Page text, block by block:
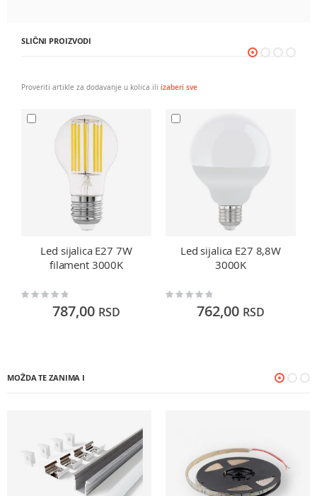
SLIČNI PROIZVODI
Proveriti artikle za dodavanje u kolica ili izaberi sve
Led sijalica E27 7W
filament 3000K
Rating:
787,00 RSD
Led sijalica E27 8,8W
3000K
Rating:
762,00 RSD
MOŽDA TE ZANIMA I